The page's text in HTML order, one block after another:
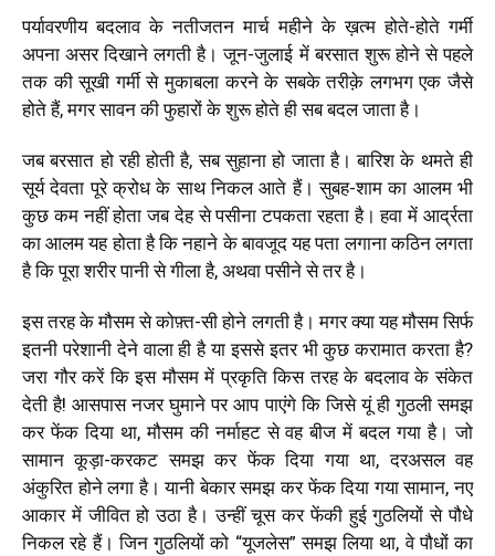
पर्यावरणीय बदलाव के नतीजतन मार्च महीने के ख़त्म होते-होते गर्मी
अपना असर दिखाने लगती है। जून-जुलाई में बरसात शुरू होने से पहले
तक की सूखी गर्मी से मुकाबला करने के सबके तरीक़े लगभग एक जैसे
होते हैं, मगर सावन की फुहारों के शुरू होते ही सब बदल जाता है।
जब बरसात हो रही होती है, सब सुहाना हो जाता है। बारिश के थमते ही
सूर्य देवता पूरे क्रोध के साथ निकल आते हैं। सुबह-शाम का आलम भी
कुछ कम नहीं होता जब देह से पसीना टपकता रहता है। हवा में आर्द्रता
का आलम यह होता है कि नहाने के बावजूद यह पता लगाना कठिन लगता
है कि पूरा शरीर पानी से गीला है, अथवा पसीने से तर है।
इस तरह के मौसम से कोफ़्त-सी होने लगती है। मगर क्या यह मौसम सिर्फ
इतनी परेशानी देने वाला ही है या इससे इतर भी कुछ करामात करता है?
जरा गौर करें कि इस मौसम में प्रकृति किस तरह के बदलाव के संकेत
देती है! आसपास नजर घुमाने पर आप पाएंगे कि जिसे यूं ही गुठली समझ
कर फेंक दिया था, मौसम की नर्माहट से वह बीज में बदल गया है। जो
सामान कूड़ा-करकट समझ कर फेंक दिया गया था, दरअसल वह
अंकुरित होने लगा है। यानी बेकार समझ कर फेंक दिया गया सामान, नए
आकार में जीवित हो उठा है। उन्हीं चूस कर फेंकी हुई गुठलियों से पौधे
निकल रहे हैं। जिन गुठलियों को “यूजलेस” समझ लिया था, वे पौधों का